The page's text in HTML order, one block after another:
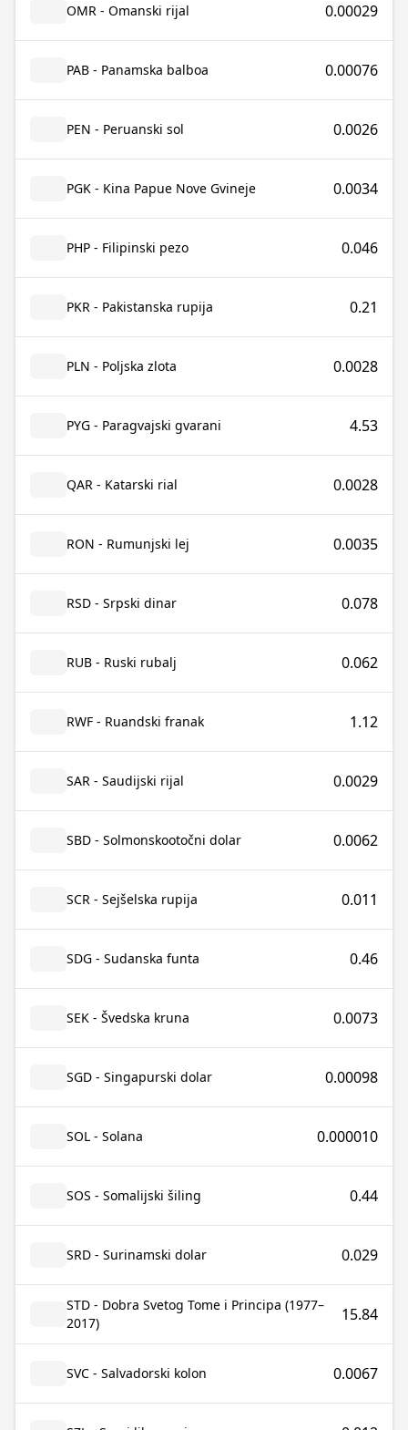
OMR - Omanski rijal 0.00029
PAB - Panamska balboa 0.00076
PEN - Peruanski sol 0.0026
PGK - Kina Papue Nove Gvineje 0.0034
PHP - Filipinski pezo 0.046
PKR - Pakistanska rupija 0.21
PLN - Poljska zlota 0.0028
PYG - Paragvajski gvarani 4.53
QAR - Katarski rial 0.0028
RON - Rumunjski lej 0.0035
RSD - Srpski dinar 0.078
RUB - Ruski rubalj 0.062
RWF - Ruandski franak 1.12
SAR - Saudijski rijal 0.0029
SBD - Solmonskootočni dolar 0.0062
SCR - Sejšelska rupija 0.011
SDG - Sudanska funta 0.46
SEK - Švedska kruna 0.0073
SGD - Singapurski dolar 0.00098
SOL - Solana 0.000010
SOS - Somalijski šiling 0.44
SRD - Surinamski dolar 0.029
STD - Dobra Svetog Tome i Principa (1977–
2017)
15.84
SVC - Salvadorski kolon 0.0067